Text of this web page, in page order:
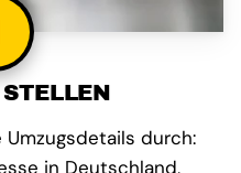
Umzugsdetails durch:
in Deutschland,